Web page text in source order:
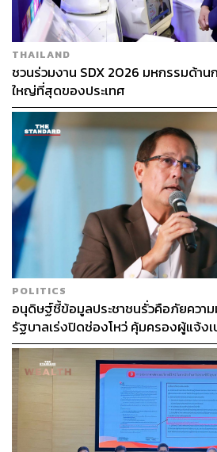
THAILAND
ชวนร่วมงาน SDX 2026 มหกรรมด้า
ใหญ่ที่สุดของประเทศ
POLITICS
อนุดิษฐ์ชี้ข้อมูลประชาชนรั่วคือภัยควา
รัฐบาลเร่งปิดช่องโหว่ คุ้มครองผู้แจ้งเ
ไซเบอร์